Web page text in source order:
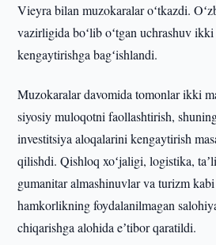
Vieyra bilan muzokaralar oʻtkazdi.
vazirligida boʻlib oʻtgan uchrashuv
kengaytirishga bagʻishlandi.
Muzokaralar davomida tomonlar ikki
siyosiy muloqotni faollashtirish,
investitsiya aloqalarini kengaytirish
qilishdi. Qishloq xoʻjaligi, logistika,
gumanitar almashinuvlar va turizm kabi
hamkorlikning foydalanilmagan
chiqarishga alohida eʼtibor qaratildi.